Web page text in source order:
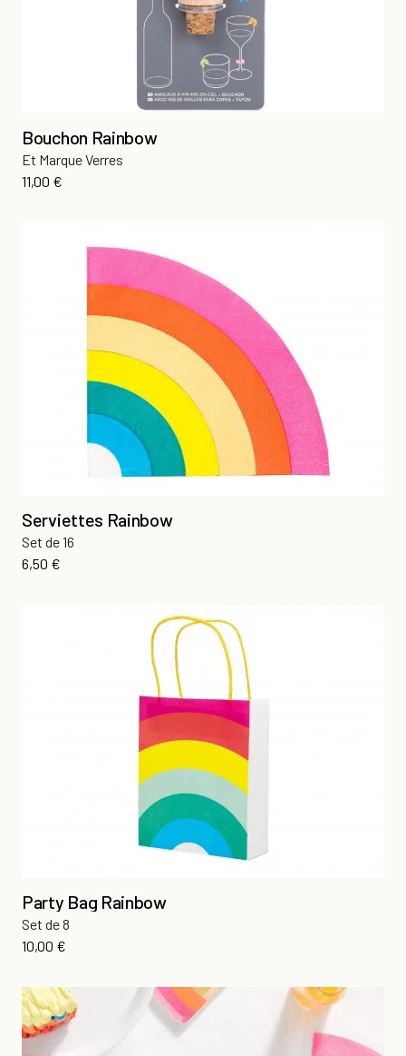
Bouchon Rainbow
Et Marque Verres
Prix
11,00 €
Serviettes Rainbow
Set de 16
Prix
6,50 €
Party Bag Rainbow
Set de 8
Prix
10,00 €